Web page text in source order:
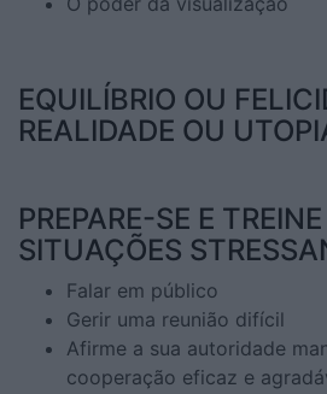
EQUILÍBRIO OU
REALIDADE OU
PREPARE-SE E
SITUAÇÕES
Falar em público
Gerir uma reunião difícil
Afirme a sua autoridade
cooperação eficaz e